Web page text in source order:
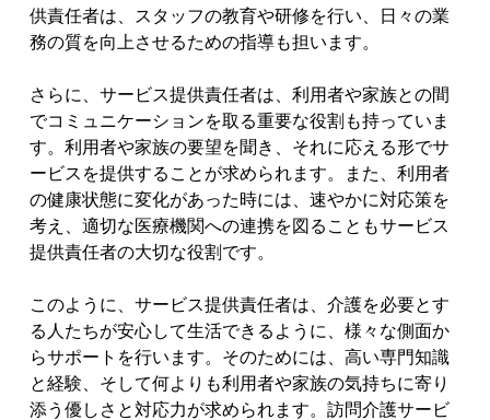
供責任者は、スタッフの教育や研修を行い、日々の業
務の質を向上させるための指導も担います。
さらに、サービス提供責任者は、利用者や家族との間
でコミュニケーションを取る重要な役割も持っていま
す。利用者や家族の要望を聞き、それに応える形でサ
ービスを提供することが求められます。また、利用者
の健康状態に変化があった時には、速やかに対応策を
考え、適切な医療機関への連携を図ることもサービス
提供責任者の大切な役割です。
このように、サービス提供責任者は、介護を必要とす
る人たちが安心して生活できるように、様々な側面か
らサポートを行います。そのためには、高い専門知識
と経験、そして何よりも利用者や家族の気持ちに寄り
添う優しさと対応力が求められます。訪問介護サービ